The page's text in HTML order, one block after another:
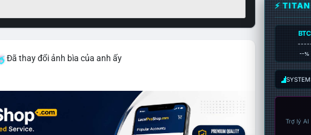
Đã thay đổi ảnh bìa của anh ấy
⚡
BTC
--%
Trợ lý